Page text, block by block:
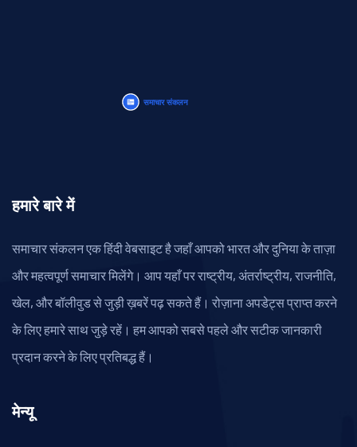
हमारे बारे में
समाचार संकलन एक हिंदी वेबसाइट है जहाँ आपको भारत और दुनिया के ताज़ा
और महत्वपूर्ण समाचार मिलेंगे। आप यहाँ पर राष्ट्रीय, अंतर्राष्ट्रीय, राजनीति,
खेल, और बॉलीवुड से जुड़ी ख़बरें पढ़ सकते हैं। रोज़ाना अपडेट्स प्राप्त करने
के लिए हमारे साथ जुड़े रहें। हम आपको सबसे पहले और सटीक जानकारी
प्रदान करने के लिए प्रतिबद्ध हैं।
मेन्यू